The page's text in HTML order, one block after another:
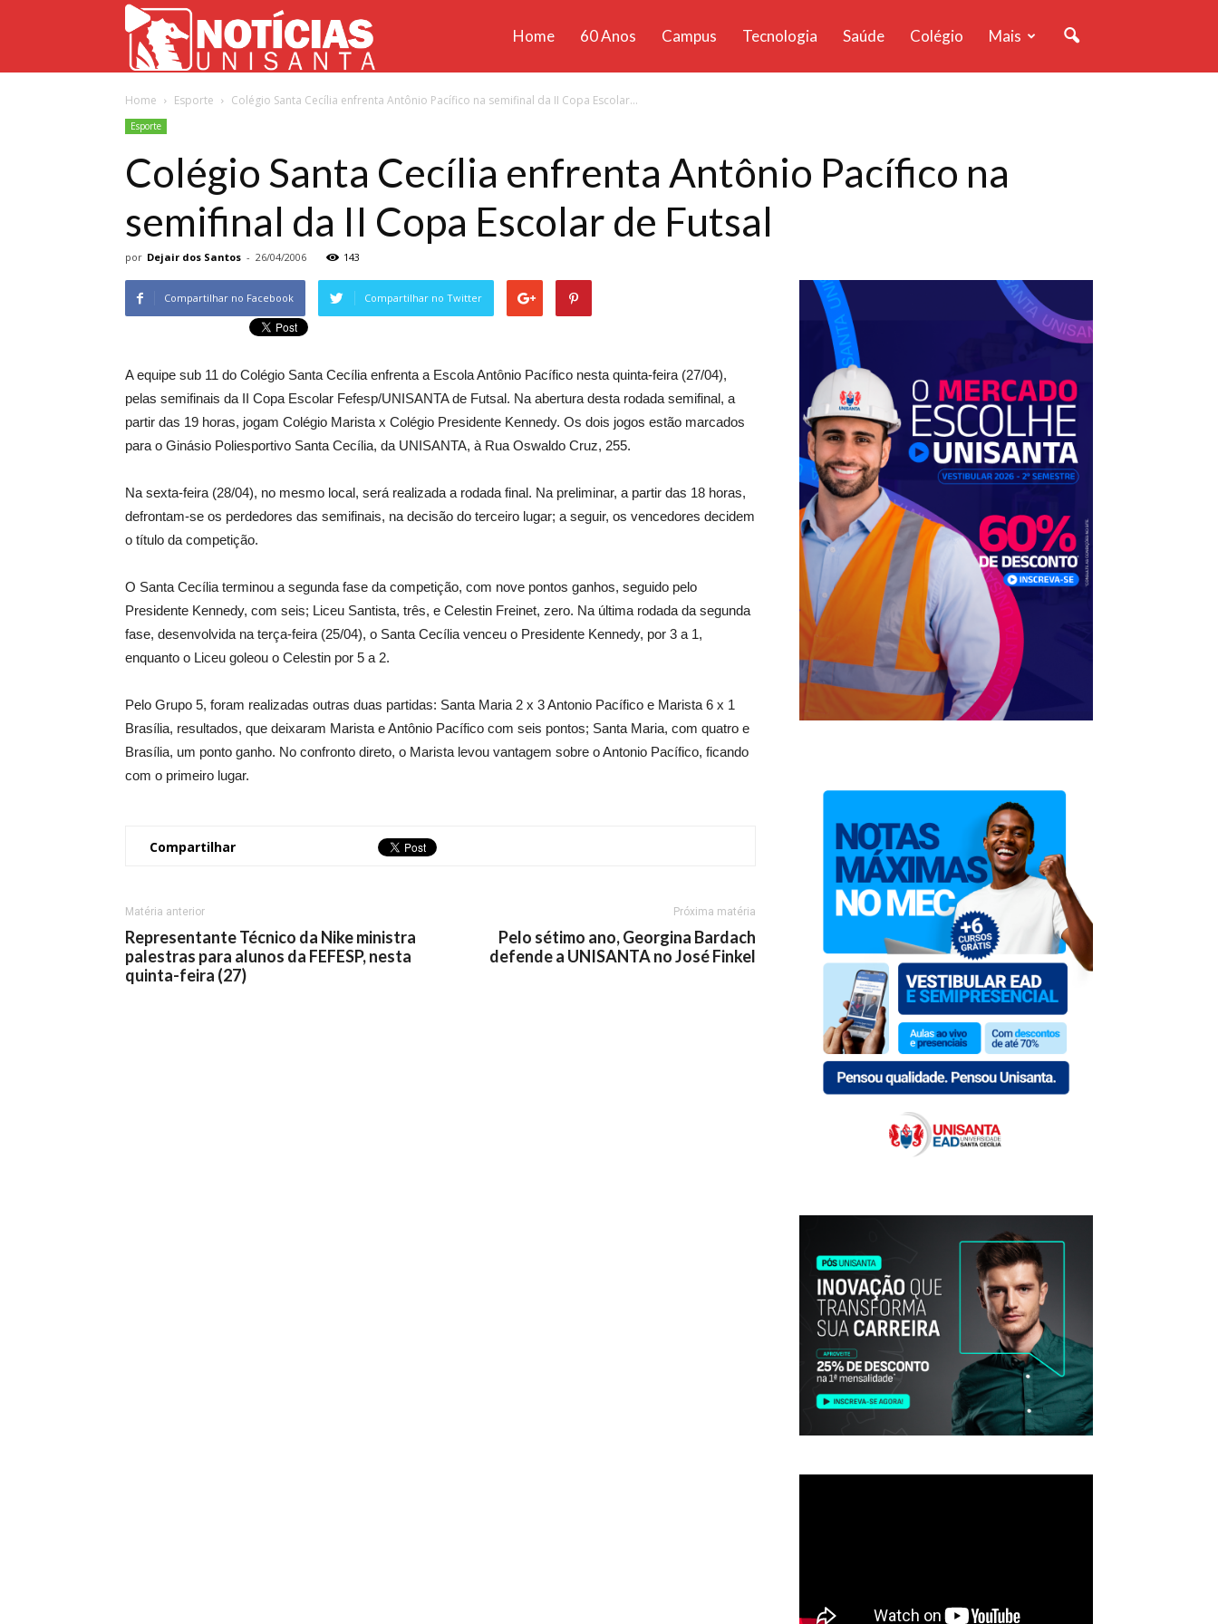
Unisanta
Home 60 Anos Campus Tecnologia Saúde Colégio Mais
Home Esporte Colégio Santa Cecília enfrenta Antônio Pacífico na semifinal da II Copa Escolar...
Esporte
Colégio Santa Cecília enfrenta Antônio Pacífico na
semifinal da II Copa Escolar de Futsal
por Dejair dos Santos - 26/04/2006 143
Compartilhar no Facebook Compartilhar no Twitter
A equipe sub 11 do Colégio Santa Cecília enfrenta a Escola Antônio Pacífico nesta quinta-feira (27/04),
pelas semifinais da II Copa Escolar Fefesp/UNISANTA de Futsal. Na abertura desta rodada semifinal, a
partir das 19 horas, jogam Colégio Marista x Colégio Presidente Kennedy. Os dois jogos estão marcados
para o Ginásio Poliesportivo Santa Cecília, da UNISANTA, à Rua Oswaldo Cruz, 255.
Na sexta-feira (28/04), no mesmo local, será realizada a rodada final. Na preliminar, a partir das 18 horas,
defrontam-se os perdedores das semifinais, na decisão do terceiro lugar; a seguir, os vencedores decidem
o título da competição.
O Santa Cecília terminou a segunda fase da competição, com nove pontos ganhos, seguido pelo
Presidente Kennedy, com seis; Liceu Santista, três, e Celestin Freinet, zero. Na última rodada da segunda
fase, desenvolvida na terça-feira (25/04), o Santa Cecília venceu o Presidente Kennedy, por 3 a 1,
enquanto o Liceu goleou o Celestin por 5 a 2.
Pelo Grupo 5, foram realizadas outras duas partidas: Santa Maria 2 x 3 Antonio Pacífico e Marista 6 x 1
Brasília, resultados, que deixaram Marista e Antônio Pacífico com seis pontos; Santa Maria, com quatro e
Brasília, um ponto ganho. No confronto direto, o Marista levou vantagem sobre o Antonio Pacífico, ficando
com o primeiro lugar.
Compartilhar
Matéria anterior
Representante Técnico da Nike ministra
palestras para alunos da FEFESP, nesta
quinta-feira (27)
Próxima matéria
Pelo sétimo ano, Georgina Bardach
defende a UNISANTA no José Finkel